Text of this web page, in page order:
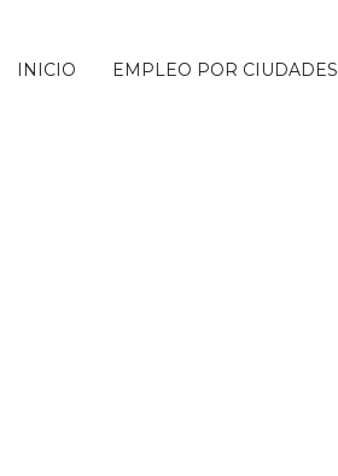
INICIO EMPLEO POR CIUDADES